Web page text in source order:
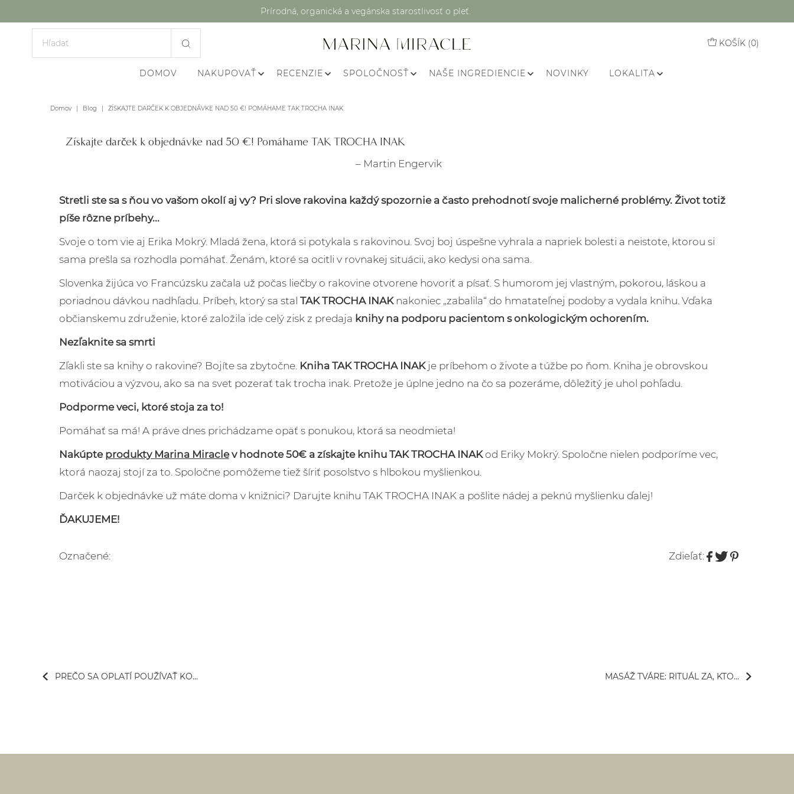
Prírodná, organická a vegánska starostlivosť o pleť.
KOŠÍK (0)
DOMOV NAKUPOVAŤ RECENZIE SPOLOČNOSŤ NAŠE INGREDIENCIE NOVINKY LOKALITA
Domov | Blog | ZÍSKAJTE DARČEK K OBJEDNÁVKE NAD 50 €! POMÁHAME TAK TROCHA INAK
Získajte darček k objednávke nad 50 €! Pomáhame TAK TROCHA INAK
– Martin Engervik
Stretli ste sa s ňou vo vašom okolí aj vy? Pri slove rakovina každý spozornie a často prehodnotí svoje malicherné problémy. Život totiž
píše rôzne príbehy...
Svoje o tom vie aj Erika Mokrý. Mladá žena, ktorá si potykala s rakovinou. Svoj boj úspešne vyhrala a napriek bolesti a neistote, ktorou si
sama prešla sa rozhodla pomáhať. Ženám, ktoré sa ocitli v rovnakej situácii, ako kedysi ona sama.
Slovenka žijúca vo Francúzsku začala už počas liečby o rakovine otvorene hovoriť a písať. S humorom jej vlastným, pokorou, láskou a
poriadnou dávkou nadhľadu. Príbeh, ktorý sa stal TAK TROCHA INAKnakoniec „zabalila“ do hmatateľnej podoby a vydala knihu. Vďaka
občianskemu združenie, ktoré založila ide celý zisk z predaja knihy na podporu pacientom s onkologickým ochorením.
Nezľaknite sa smrti
Zľakli ste sa knihy o rakovine? Bojíte sa zbytočne. Kniha TAK TROCHA INAKje príbehom o živote a túžbe po ňom. Kniha je obrovskou
motiváciou a výzvou, ako sa na svet pozerať tak trocha inak. Pretože je úplne jedno na čo sa pozeráme, dôležitý je uhol pohľadu.
Podporme veci, ktoré stoja za to!
Pomáhať sa má! A práve dnes prichádzame opäť s ponukou, ktorá sa neodmieta!
Nakúpte produkty Marina Miraclev hodnote 50€ a získajte knihu TAK TROCHA INAKod Eriky Mokrý. Spoločne nielen podporíme vec,
ktorá naozaj stojí za to. Spoločne pomôžeme tiež šíriť posolstvo s hlbokou myšlienkou.
Darček k objednávke už máte doma v knižnici? Darujte knihu TAK TROCHA INAK a pošlite nádej a peknú myšlienku ďalej!
ĎAKUJEME!
Označené: Zdieľať:
PREČO SA OPLATÍ POUŽÍVAŤ KO... MASÁŽ TVÁRE: RITUÁL ZA, KTO...